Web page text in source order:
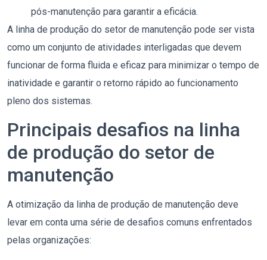
pós-manutenção para garantir a eficácia.
A linha de produção do setor de manutenção pode ser vista
como um conjunto de atividades interligadas que devem
funcionar de forma fluida e eficaz para minimizar o tempo de
inatividade e garantir o retorno rápido ao funcionamento
pleno dos sistemas.
Principais desafios na linha
de produção do setor de
manutenção
A otimização da linha de produção de manutenção deve
levar em conta uma série de desafios comuns enfrentados
pelas organizações: